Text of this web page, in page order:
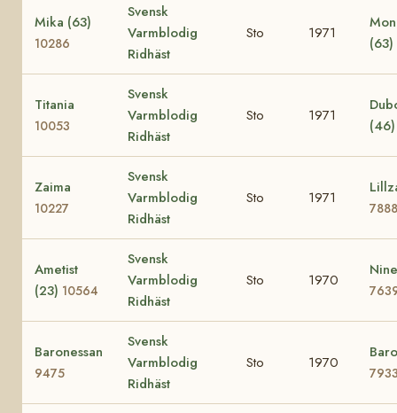
Mika (63)
10286
Svensk
Varmblodig
Ridhäst
Sto 1971
(63)
Titania
10053
Svensk
Varmblodig
Ridhäst
Sto 1971
Zaima
10227
Svensk
Varmblodig
Ridhäst
Sto 1971
7888
Ametist
(23) 10564
Svensk
Varmblodig
Ridhäst
Sto 1970
Baronessan
9475
Svensk
Varmblodig
Ridhäst
Sto 1970